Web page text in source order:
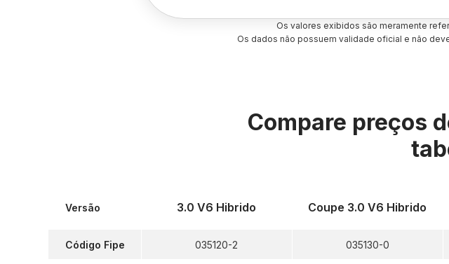
Os valores exibidos são meramente
Os dados não possuem validade oficial e não
Compare preços
Versão
Código Fipe
3.0 V6 Hibrido
035120-2
Coupe 3.0 V6 Hibrido
035130-0